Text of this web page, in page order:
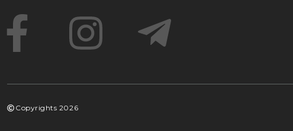
Copyrights 2026